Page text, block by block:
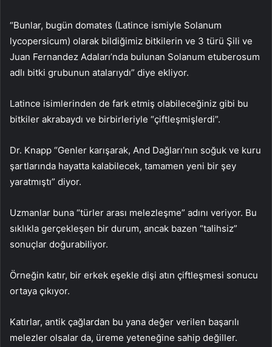
“Bunlar, bugün domates (Latince ismiyle Solanum
lycopersicum) olarak bildiğimiz bitkilerin ve 3 türü Şili ve
Juan Fernandez Adaları’nda bulunan Solanum etuberosum
adlı bitki grubunun atalarıydı” diye ekliyor.
Latince isimlerinden de fark etmiş olabileceğiniz gibi bu
bitkiler akrabaydı ve birbirleriyle “çiftleşmişlerdi”.
Dr. Knapp “Genler karışarak, And Dağları’nın soğuk ve kuru
şartlarında hayatta kalabilecek, tamamen yeni bir şey
yaratmıştı” diyor.
Uzmanlar buna “türler arası melezleşme” adını veriyor. Bu
sıklıkla gerçekleşen bir durum, ancak bazen “talihsiz”
sonuçlar doğurabiliyor.
Örneğin katır, bir erkek eşekle dişi atın çiftleşmesi sonucu
ortaya çıkıyor.
Katırlar, antik çağlardan bu yana değer verilen başarılı
melezler olsalar da, üreme yeteneğine sahip değiller.